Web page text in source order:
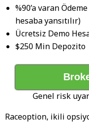
%90’a varan
hesaba yansıtılır)
Ücretsiz Demo
$250 Min Depozito
Genel risk
Raceoption, ikili